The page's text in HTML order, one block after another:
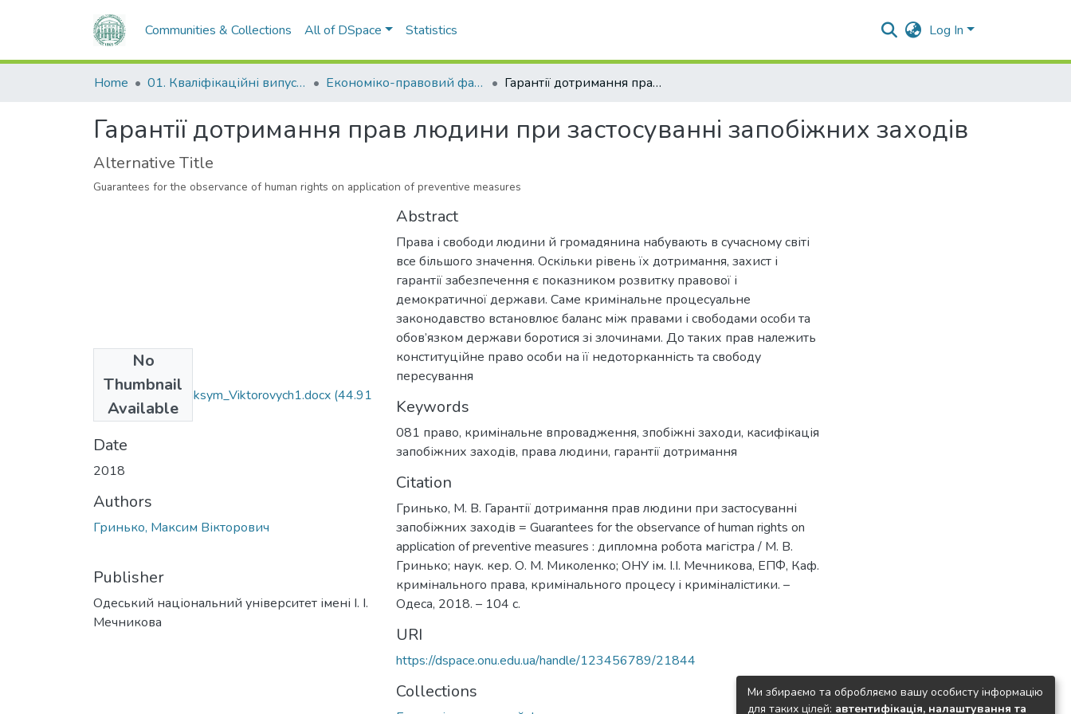
Communities & Collections All of DSpace Statistics Log In
Home 01. Кваліфікаційні випускні роботи здобувачів вищої освіти Економіко-правовий факультет Гарантії дотримання прав людини при застосуванні запобіжних заходів
Гарантії дотримання прав людини при застосуванні запобіжних заходів
Alternative Title
Guarantees for the observance of human rights on application of preventive measures
No
Thumbnail
Available
081_Hryn_ko_Maksym_Viktorovych1.docx (44.91
KB)
Date
2018
Authors
Гринько, Максим Вікторович
Publisher
Одеський національний університет імені І. І.
Мечникова
Abstract
Права і свободи людини й громадянина набувають в сучасному світі
все більшого значення. Оскільки рівень їх дотримання, захист і
гарантії забезпечення є показником розвитку правової і
демократичної держави. Саме кримінальне процесуальне
законодавство встановлює баланс між правами і свободами особи та
обов’язком держави боротися зі злочинами. До таких прав належить
конституційне право особи на її недоторканність та свободу
пересування
Keywords
081 право, кримінальне впровадження, зпобіжні заходи, касифікація
запобіжних заходів, права людини, гарантії дотримання
Citation
Гринько, М. В. Гарантії дотримання прав людини при застосуванні
запобіжних заходів = Guarantees for the observance of human rights on
application of preventive measures : дипломна робота магістра / М. В.
Гринько; наук. кер. О. М. Миколенко; ОНУ ім. І.І. Мечникова, ЕПФ, Каф.
кримінального права, кримінального процесу і криміналістики. –
Одеса, 2018. – 104 с.
URI
https://dspace.onu.edu.ua/handle/123456789/21844
Collections
Ми збираємо та обробляємо вашу особисту інформацію
для таких цілей: автентифікація, налаштування та